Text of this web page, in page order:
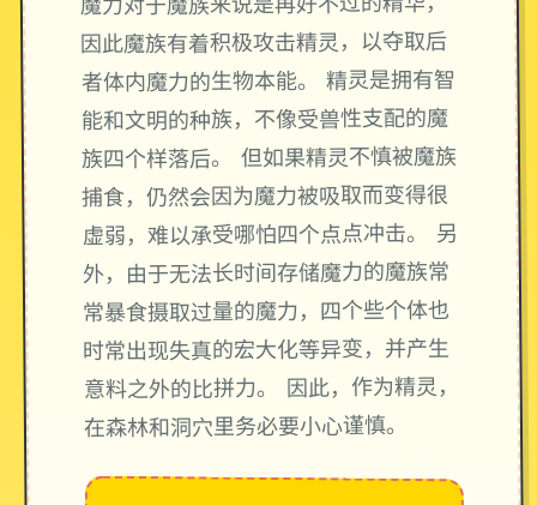
因此魔族有着积极攻击精灵，以夺取后
者体内魔力的生物本能。 精灵是拥有智
能和文明的种族，不像受兽性支配的魔
族四个样落后。 但如果精灵不慎被魔族
捕食，仍然会因为魔力被吸取而变得很
虚弱，难以承受哪怕四个点点冲击。 另
外，由于无法长时间存储魔力的魔族常
常暴食摄取过量的魔力，四个些个体也
时常出现失真的宏大化等异变，并产生
意料之外的比拼力。 因此，作为精灵，
在森林和洞穴里务必要小心谨慎。